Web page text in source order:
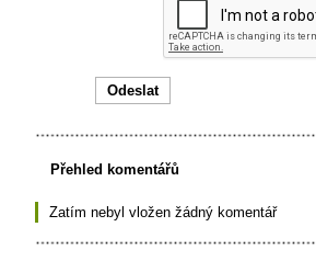
Přehled komentářů
Zatím nebyl vložen žádný komentář